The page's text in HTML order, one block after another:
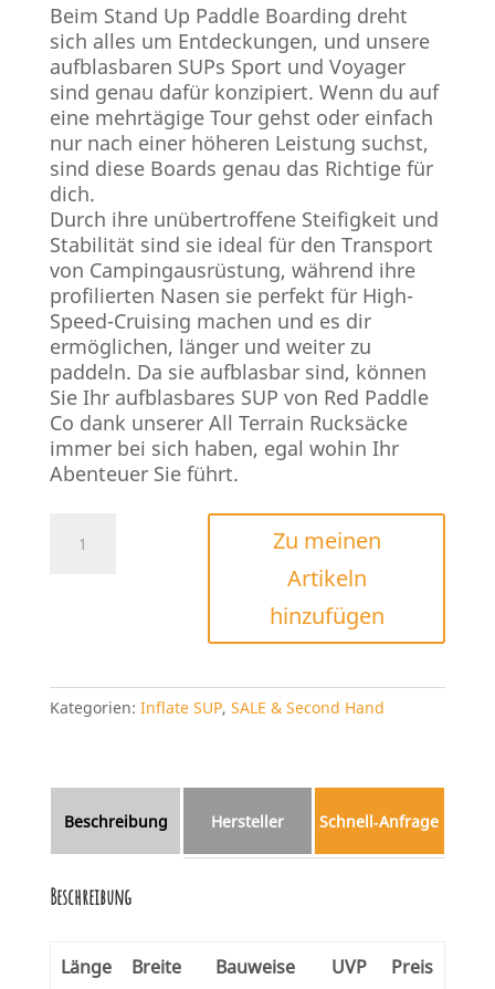
Beim Stand Up Paddle Boarding dreht
sich alles um Entdeckungen, und unsere
aufblasbaren SUPs Sport und Voyager
sind genau dafür konzipiert. Wenn du auf
eine mehrtägige Tour gehst oder einfach
nur nach einer höheren Leistung suchst,
sind diese Boards genau das Richtige für
dich.
Durch ihre unübertroffene Steifigkeit und
Stabilität sind sie ideal für den Transport
von Campingausrüstung, während ihre
profilierten Nasen sie perfekt für High-
Speed-Cruising machen und es dir
ermöglichen, länger und weiter zu
paddeln. Da sie aufblasbar sind, können
Sie Ihr aufblasbares SUP von Red Paddle
Co dank unserer All Terrain Rucksäcke
immer bei sich haben, egal wohin Ihr
Abenteuer Sie führt.
Paddle
Zu meinen
Artikeln
hinzufügen
Kategorien: Inflate SUP, SALE & Second Hand
Beschreibung Hersteller Schnell‑Anfrage
Beschreibung
Länge Breite Bauweise UVP Preis